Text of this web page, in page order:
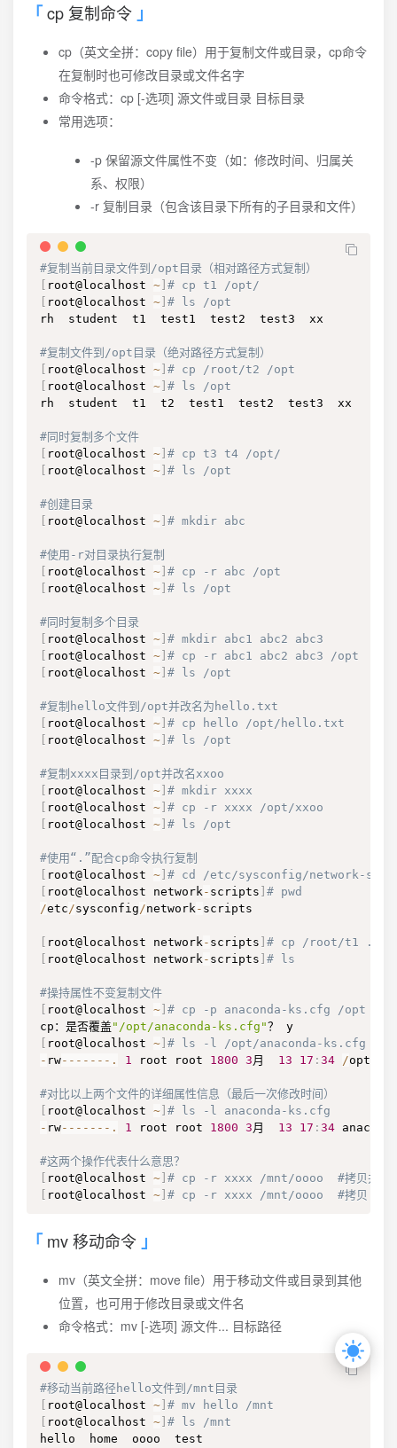
cp 复制命令
cp（英文全拼：copy file）用于复制文件或目录，cp命令
在复制时也可修改目录或文件名字
命令格式：cp [-选项] 源文件或目录 目标目录
常用选项：
-p 保留源文件属性不变（如：修改时间、归属关
系、权限）
-r 复制目录（包含该目录下所有的子目录和文件）
#复制当前目录文件到/opt目录（相对路径方式复制）
root@localhost ~ # cp t1 /opt/
root@localhost ~ # ls /opt
rh  student  t1  test1  test2  test3  xx
#复制文件到/opt目录（绝对路径方式复制）
root@localhost ~ # cp /root/t2 /opt
root@localhost ~ # ls /opt
rh  student  t1  t2  test1  test2  test3  xx
#同时复制多个文件
root@localhost ~ # cp t3 t4 /opt/
root@localhost ~ # ls /opt
#创建目录
root@localhost ~ # mkdir abc
#使用-r对目录执行复制
root@localhost ~ # cp -r abc /opt
root@localhost ~ # ls /opt
#同时复制多个目录
root@localhost ~ # mkdir abc1 abc2 abc3
root@localhost ~ # cp -r abc1 abc2 abc3 /opt
root@localhost ~ # ls /opt
#复制hello文件到/opt并改名为hello.txt
root@localhost ~ # cp hello /opt/hello.txt
root@localhost ~ # ls /opt
#复制xxxx目录到/opt并改名xxoo
root@localhost ~ # mkdir xxxx
root@localhost ~ # cp -r xxxx /opt/xxoo
root@localhost ~ # ls /opt
#使用“.”配合cp命令执行复制
root@localhost ~ # cd /etc/sysconfig/network-
root@localhost network- scripts # pwd
/etc/sysconfig/network- scripts
root@localhost network- scripts # cp /root/t1 .
root@localhost network- scripts # ls
#操持属性不变复制文件
root@localhost ~ # cp -p anaconda-ks.cfg /opt
cp：是否覆盖"/opt/anaconda-ks.cfg"
root@localhost ~ # ls -l /opt/anaconda-ks.cfg
- rw-- -- -- - . 1 root root 1800 3月 13 17 : 34 /opt
#对比以上两个文件的详细属性信息（最后一次修改时间）
root@localhost ~ # ls -l anaconda-ks.cfg
- rw-- -- -- - . 1 root root 1800 3月 13 17 : 34
#这两个操作代表什么意思？
root@localhost ~ # cp -r xxxx /mnt/oooo  #拷贝并改
root@localhost ~ # cp -r xxxx /mnt/oooo  #拷贝
mv 移动命令
mv（英文全拼：move file）用于移动文件或目录到其他
位置，也可用于修改目录或文件名
命令格式：mv [-选项] 源文件... 目标路径
#移动当前路径hello文件到/mnt目录
root@localhost ~ # mv hello /mnt
root@localhost ~ # ls /mnt
hello  home  oooo  test